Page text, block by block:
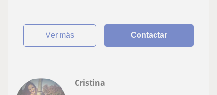
ver más Contactar
Cristina